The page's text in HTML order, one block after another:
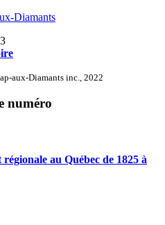
Diamants
aux-Diamants inc., 2022
numéro
régionale au Québec de 1825 à